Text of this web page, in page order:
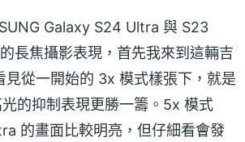
Galaxy S24 Ultra 與 S23
長焦攝影表現，首先我來到這輛吉
見從一開始的 3x 模式樣張下，就是
的抑制表現更勝一籌。5x 模式
的畫面比較明亮，但仔細看會發